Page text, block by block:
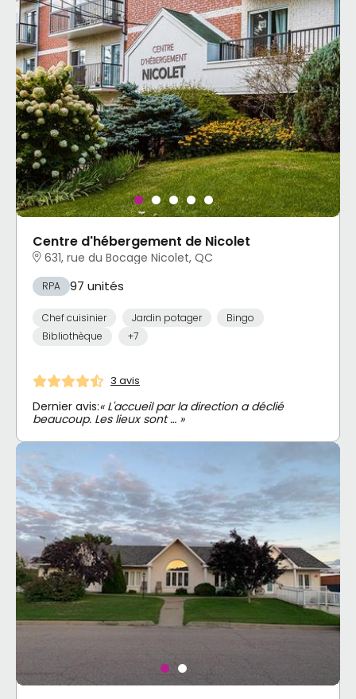
Centre d'hébergement de Nicolet
631, rue du Bocage Nicolet, QC
RPA 97 unités
Chef cuisinier Jardin potager
Bingo
Bibliothèque
+7
3 avis
Dernier avis:« L'accueil par la direction a déclié
beaucoup. Les lieux sont … »